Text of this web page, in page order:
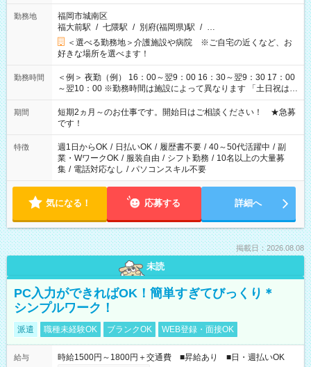
勤務地
福岡市城南区
福大前駅 / 七隈駅 / 別府(福岡県)駅 / …
＜選べる勤務地＞介護施設や病院 ※ご自宅の近くなど、お
好きな場所を選べます！
勤務時間
＜例＞ 夜勤（例） 16：00～翌9：00 16：30～翌9：30 17：00
～翌10：00 ※勤務時間は施設によって異なります 「土日祝は休
みたい」 「しっかり稼ぎたい」 「もう少し遅い時間から始めた
い」など ご希望にあったお仕事をご案内いたします。 ※未経験
の方の場合は1～2ヶ月間は日中での仕事を経験いただき、 お
仕事に慣れてからの夜勤になります。 ★家庭の都合でお休みが
必要な場合も遠慮なくご相談ください。
期間
短期2ヵ月～のお仕事です。開始日はご相談ください！ ★急募
です！
特徴 週1日からOK / 日払いOK / 履歴書不要 / 40～50代活躍中 / 副
業・WワークOK / 服装自由 / シフト勤務 / 10名以上の大量募
集 / 電話対応なし / パソコンスキル不要
気になる！ 応募する 詳細へ
掲載日：2026.08.08
未読
PC入力ができればOK！簡単すぎてびっくり＊
シンプルワーク！
派遣 職種未経験OK ブランクOK WEB登録・面接OK
給与
時給1500円～1800円＋交通費 ■昇給あり ■日・週払いOK